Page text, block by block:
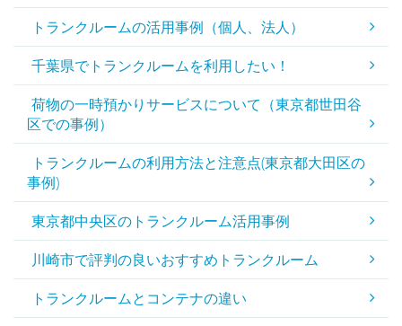
トランクルームの活用事例（個人、法人）
千葉県でトランクルームを利用したい！
荷物の一時預かりサービスについて（東京都世田谷
区での事例）
トランクルームの利用方法と注意点(東京都大田区の
事例)
東京都中央区のトランクルーム活用事例
川崎市で評判の良いおすすめトランクルーム
トランクルームとコンテナの違い